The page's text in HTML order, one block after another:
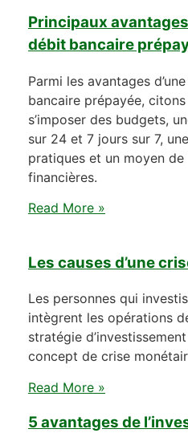
Principaux
débit bancaire
Parmi les avantages
bancaire prépayée,
s’imposer des budgets,
sur 24 et 7 jours sur 7,
pratiques et un moyen
financières.
Read More »
Les causes d’une
Les personnes qui
intègrent les opérations
stratégie
concept de crise
Read More »
5 avantages de